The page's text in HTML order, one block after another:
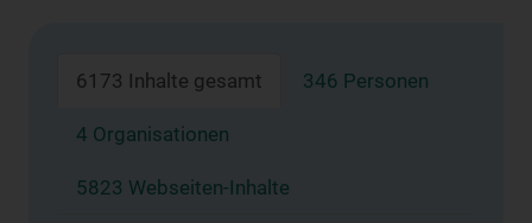
6173 Inhalte gesamt 346 Personen
4 Organisationen
5823 Webseiten-Inhalte